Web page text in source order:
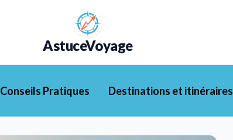
AstuceVoyage
Conseils Pratiques Destinations et itinéraires